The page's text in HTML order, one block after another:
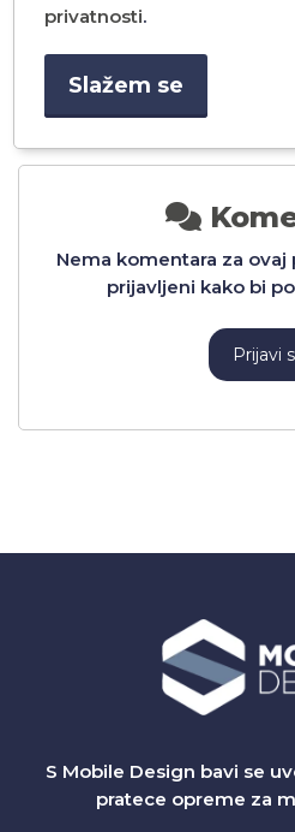
RSD
Nema komentara za
prijavljeni kako bi
Prijavi
S Mobile Design bavi se
pratece opreme za
privatnosti.
Slažem se